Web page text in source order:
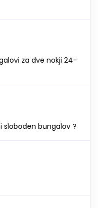
za dve nokji 24-
sloboden bungalov ?